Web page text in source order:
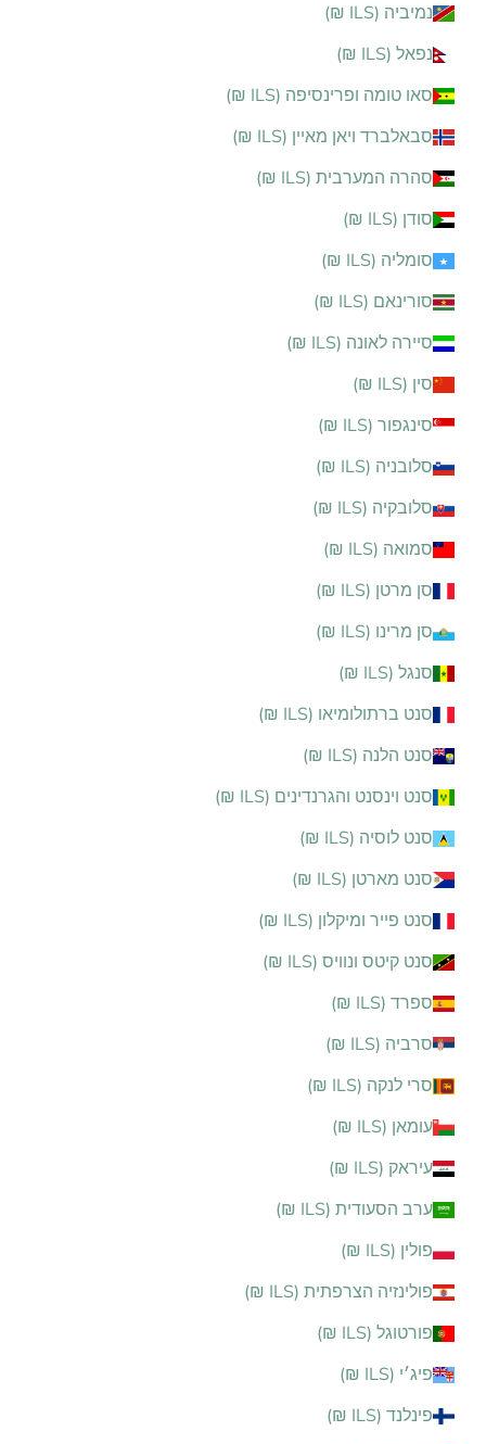
נמיביה (ILS ₪)
נפאל (ILS ₪)
סאו טומה ופרינסיפה (ILS ₪)
סבאלברד ויאן מאיין (ILS ₪)
סהרה המערבית (ILS ₪)
סודן (ILS ₪)
סומליה (ILS ₪)
סורינאם (ILS ₪)
סיירה לאונה (ILS ₪)
סין (ILS ₪)
סינגפור (ILS ₪)
סלובניה (ILS ₪)
סלובקיה (ILS ₪)
סמואה (ILS ₪)
סן מרטן (ILS ₪)
סן מרינו (ILS ₪)
סנגל (ILS ₪)
סנט ברתולומיאו (ILS ₪)
סנט הלנה (ILS ₪)
סנט וינסנט והגרנדינים (ILS ₪)
סנט לוסיה (ILS ₪)
סנט מארטן (ILS ₪)
סנט פייר ומיקלון (ILS ₪)
סנט קיטס ונוויס (ILS ₪)
ספרד (ILS ₪)
סרביה (ILS ₪)
סרי לנקה (ILS ₪)
עומאן (ILS ₪)
עיראק (ILS ₪)
ערב הסעודית (ILS ₪)
פולין (ILS ₪)
פולינזיה הצרפתית (ILS ₪)
פורטוגל (ILS ₪)
פיג׳י (ILS ₪)
פינלנד (ILS ₪)